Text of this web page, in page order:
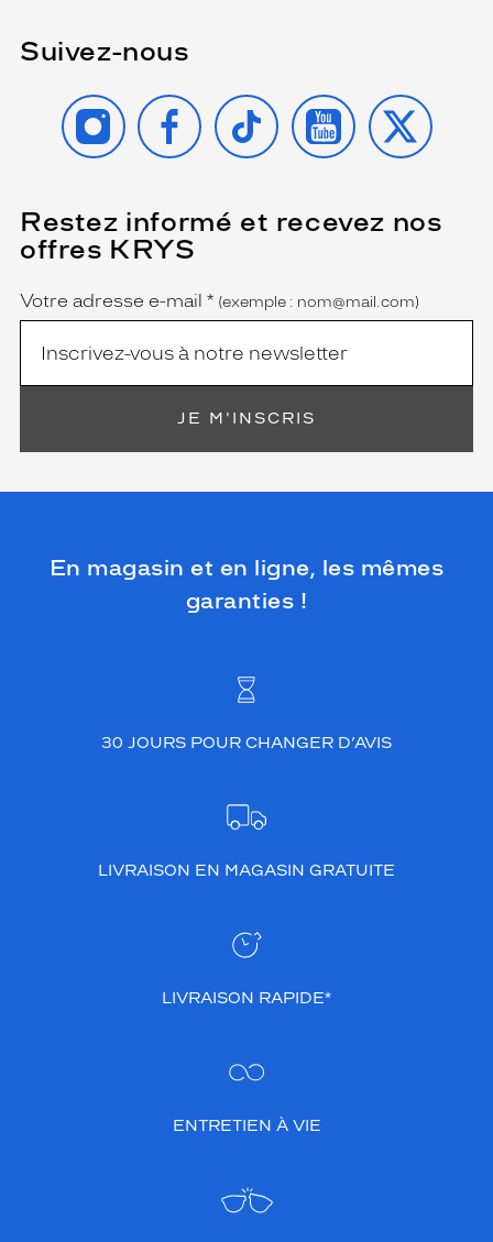
Suivez-nous
INSTAGRAMFACEBOOK
TIKTOK YOUTUBE
X
Restez informé et recevez nos
offres KRYS
Name
Votre adresse e-mail *
(Ce
champ
est
obligatoire)
(exemple : nom@mail.com)
JE M'INSCRIS
En magasin et en ligne, les mêmes
garanties !
30 JOURS POUR CHANGER D’AVIS
LIVRAISON EN MAGASIN GRATUITE
LIVRAISON RAPIDE*
ENTRETIEN À VIE